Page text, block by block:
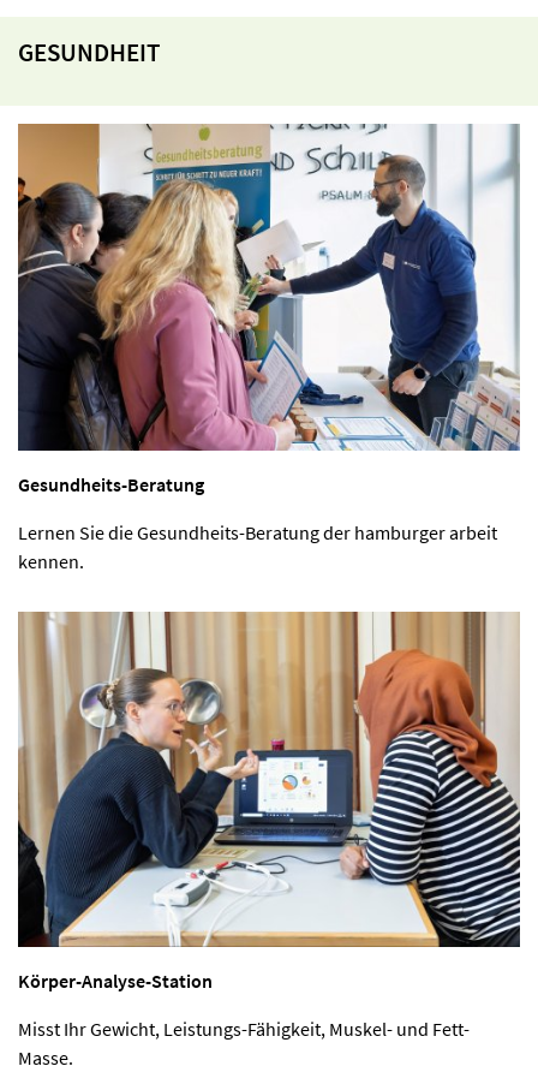
GESUNDHEIT
Gesundheits-Beratung
Lernen Sie die Gesundheits-Beratung der hamburger arbeit
kennen.
Körper-Analyse-Station
Misst Ihr Gewicht, Leistungs-Fähigkeit, Muskel- und Fett-
Masse.